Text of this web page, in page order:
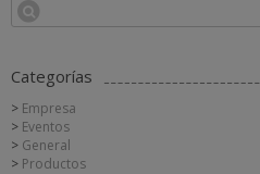
Categorías
Empresa
Eventos
General
Productos